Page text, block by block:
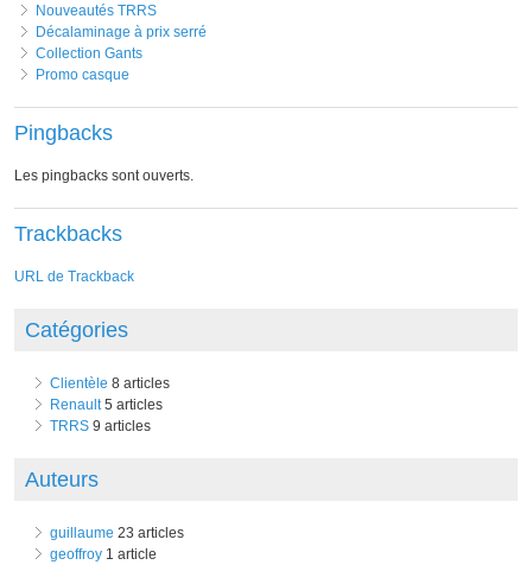
Nouveautés TRRS
Décalaminage à prix serré
Collection Gants
Promo casque
Pingbacks
Les pingbacks sont ouverts.
Trackbacks
URL de Trackback
Catégories
Clientèle 8 articles
Renault 5 articles
TRRS 9 articles
Auteurs
guillaume 23 articles
geoffroy 1 article